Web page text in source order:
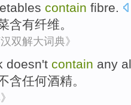
contain fibre.
含有纤维。
双解大词典》
doesn't contain any
含任何酒精。